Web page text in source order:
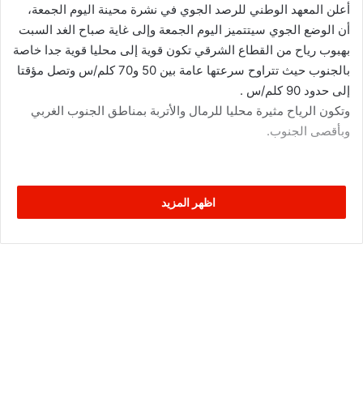
أعلن المعهد الوطني للرصد الجوي في نشرة محينة اليوم الجمعة،
أن الوضع الجوي سيتتميز اليوم الجمعة وإلى غاية صباح الغد السبت
بهبوب رياح من القطاع الشرقي تكون قوية إلى محليا قوية جدا خاصة
بالجنوب حيث تتراوح سرعتها عامة بين 50 و70 كلم/س وتصل مؤقتا
إلى حدود 90 كلم/س .
وتكون الرياح مثيرة محليا للرمال والأتربة بمناطق الجنوب الغربي
وبأقصى الجنوب.
اظهر المزيد